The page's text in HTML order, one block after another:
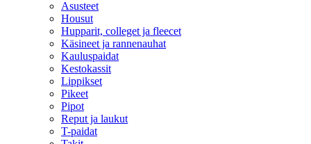
Asusteet
Housut
Hupparit, colleget ja fleecet
Käsineet ja rannenauhat
Kauluspaidat
Kestokassit
Lippikset
Pikeet
Pipot
Reput ja laukut
T-paidat